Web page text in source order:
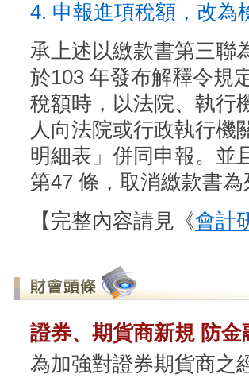
4. 申報進項稅額，改為
承上述以繳款書第三聯
於103 年發布解釋令規
稅額時，以法院、執行
人向法院或行政執行機
明細表」併同申報。並
第47 條，取消繳款書
【完整內容請見《會計
證券、期貨商新規 防
為加強對證券期貨商之